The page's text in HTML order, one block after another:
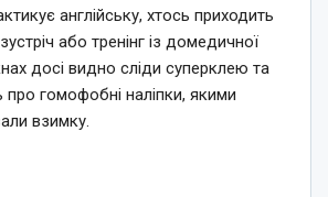
англійську, хтось приходить
або тренінг із домедичної
досі видно сліди суперклею та
про гомофобні наліпки, якими
взимку.